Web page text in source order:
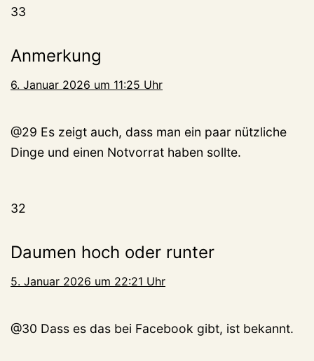
33
Anmerkung
6. Januar 2026 um 11:25 Uhr
@29 Es zeigt auch, dass man ein paar nützliche
Dinge und einen Notvorrat haben sollte.
32
Daumen hoch oder runter
5. Januar 2026 um 22:21 Uhr
@30 Dass es das bei Facebook gibt, ist bekannt.